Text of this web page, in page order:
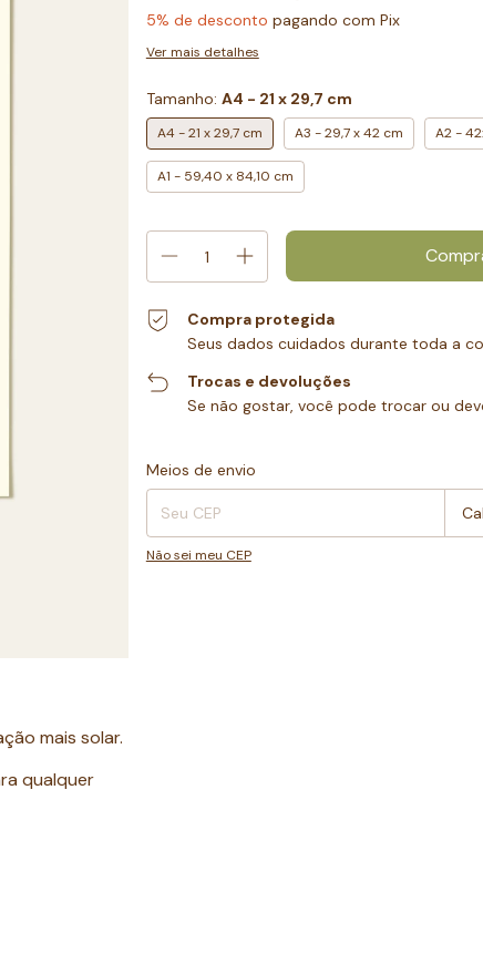
5% de desconto pagando com Pix
Ver mais detalhes
Tamanho: A4 - 21 x 29,7 cm
A4 - 21 x 29,7 cm A3 - 29,7 x 42 cm A2 -
A1 - 59,40 x 84,10 cm
Compra protegida
Seus dados cuidados durante toda a
Trocas e devoluções
Se não gostar, você pode trocar ou
Entregas para o CEP:
Meios de envio
Não sei meu CEP
mais solar.
qualquer